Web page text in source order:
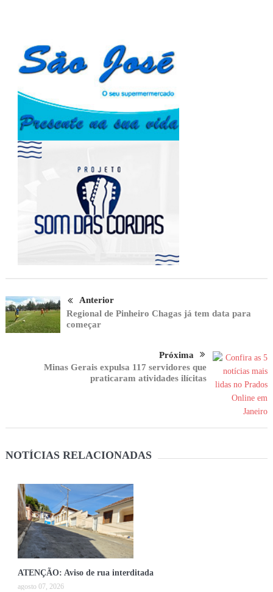
Anterior
Regional de Pinheiro Chagas já tem data para
começar
Próxima
Minas Gerais expulsa 117 servidores que
praticaram atividades ilícitas
NOTÍCIAS RELACIONADAS
ATENÇÃO: Aviso de rua interditada
agosto 07, 2026